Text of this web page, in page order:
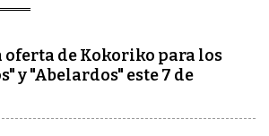
oferta de Kokoriko para los
y "Abelardos" este 7 de